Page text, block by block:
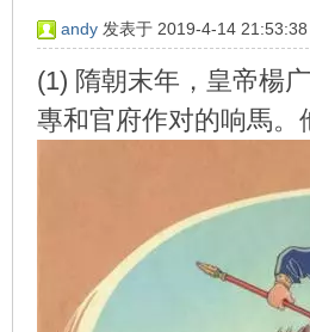
andy 发表于 2019-4-14 21:53:38
(1) 隋朝末年，皇帝楊
專和官府作对的响馬